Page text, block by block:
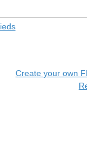
Create your own